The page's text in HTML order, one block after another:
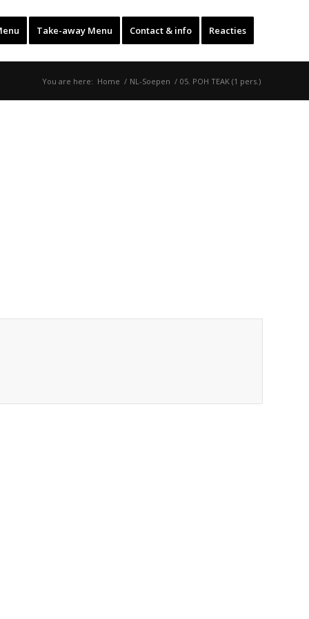
Take-away Menu Contact & info Reacties
You are here: Home / NL-Soepen / 05. POH TEAK (1 pers.)